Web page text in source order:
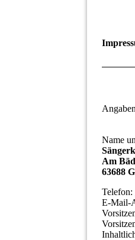
Name
Am
63688
Telefon:
E-Mail-